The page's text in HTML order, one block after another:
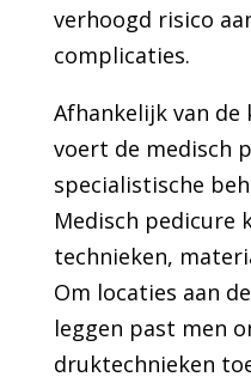
verhoogd risico
complicaties.
Afhankelijk van de
voert de medisch
specialistische
Medisch pedicure
technieken,
Om locaties aan
leggen past men
druktechnieken